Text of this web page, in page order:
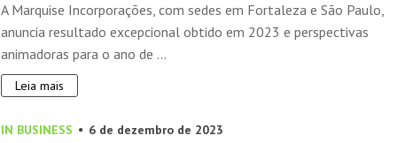
A Marquise Incorporações, com sedes em Fortaleza e São Paulo,
anuncia resultado excepcional obtido em 2023 e perspectivas
animadoras para o ano de ...
Leia mais
IN BUSINESS 6 de dezembro de 2023